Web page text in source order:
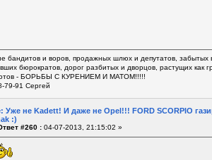
бандитов и воров, продажных шлюх и депутатов, забытых
бюрократов, дорог разбитых и дворцов, растущих как
- БОРЬБЫ С КУРЕНИЕМ И МАТОМ!!!!!
79-91 Сергей
Уже не Kadett! И даже не Opel!!! FORD SCORPIO
:)
#260 : 04-07-2013, 21:15:02 »